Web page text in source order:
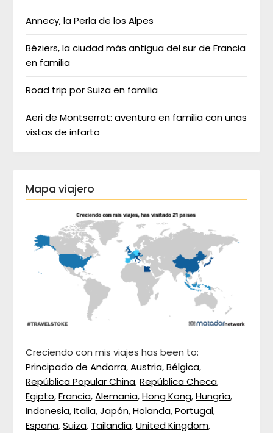
Annecy, la Perla de los Alpes
Béziers, la ciudad más antigua del sur de Francia
en familia
Road trip por Suiza en familia
Aeri de Montserrat: aventura en familia con unas
vistas de infarto
Mapa viajero
Creciendo con mis viajes has been to:
Principado de Andorra,Austria,Bélgica,
República Popular China,República Checa,
Egipto,Francia,Alemania,Hong Kong,Hungría,
Indonesia,Italia,Japón,Holanda,Portugal,
España,Suiza, Tailandia,United Kingdom,